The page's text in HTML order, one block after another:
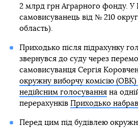
2 млрд грн Аграрного фонду. У
самовисуванець від № 210
область).
Приходько після підрахунку
звернувся до суду через
самовисуванця Сергія
окружну виборчу комісію (ОВК)
недійсним голосуванняна
перерахунків Приходько
Перед цим під будівлею